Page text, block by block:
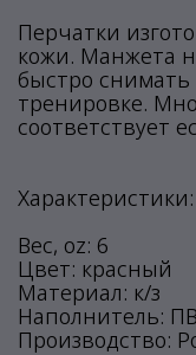
Перчатки
кожи. Манжета
быстро
тренировке.
соответствует
Характеристики:
Вес, oz: 6
Цвет: красный
Материал: к/з
Наполнитель:
Производство: